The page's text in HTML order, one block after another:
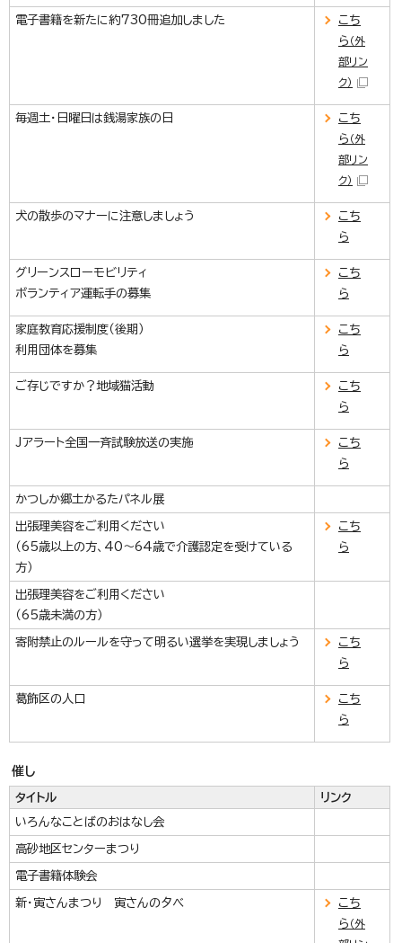
電子書籍を新たに約730冊追加しました
こち
ら （外
部リン
ク）
毎週土・日曜日は銭湯家族の日
こち
ら （外
部リン
ク）
犬の散歩のマナーに注意しましょう
こち
ら
グリーンスローモビリティ
ボランティア運転手の募集
こち
ら
家庭教育応援制度（後期）
利用団体を募集
こち
ら
ご存じですか？地域猫活動
こち
ら
Jアラート全国一斉試験放送の実施
こち
ら
かつしか郷土かるたパネル展
出張理美容をご利用ください
（65歳以上の方、40～64歳で介護認定を受けている
方）
こち
ら
出張理美容をご利用ください
（65歳未満の方）
寄附禁止のルールを守って明るい選挙を実現しましょう
こち
ら
葛飾区の人口
こち
ら
催し
タイトル
リンク
いろんなことばのおはなし会
高砂地区センターまつり
電子書籍体験会
新・寅さんまつり 寅さんの夕べ
こち
ら （外